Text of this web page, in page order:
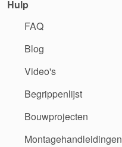
Hulp
FAQ
Blog
Video's
Begrippenlijst
Bouwprojecten
Montagehandleidingen